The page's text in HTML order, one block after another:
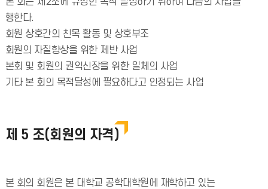
행한다.
회원 상호간의 친목 활동 및 상호부조
회원의 자질향상을 위한 제반 사업
본회 및 회원의 권익신장을 위한 일체의 사업
기타 본 회의 목적달성에 필요하다고 인정되는 사업
제 5 조(회원의 자격)
본 회의 회원은 본 대학교 공학대학원에 재학하고 있는